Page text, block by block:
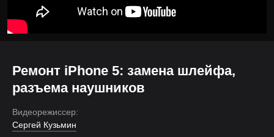
Ремонт iPhone 5: замена шлейфа,
разъема наушников
Видеорежиссер:
Сергей Кузьмин